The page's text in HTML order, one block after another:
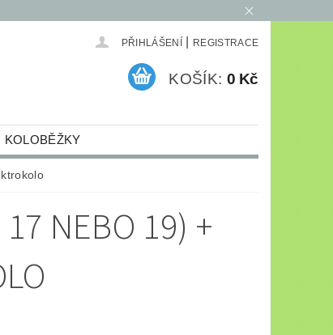
PŘIHLÁŠENÍ REGISTRACE
KOŠÍK: 0 Kč
KOLOBĚŽKY
NEBO 19) +